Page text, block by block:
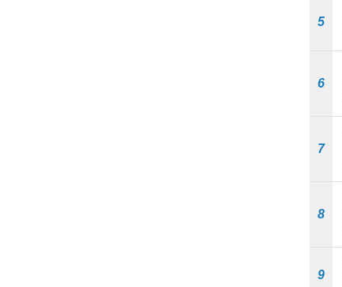
5
6
7
8
9